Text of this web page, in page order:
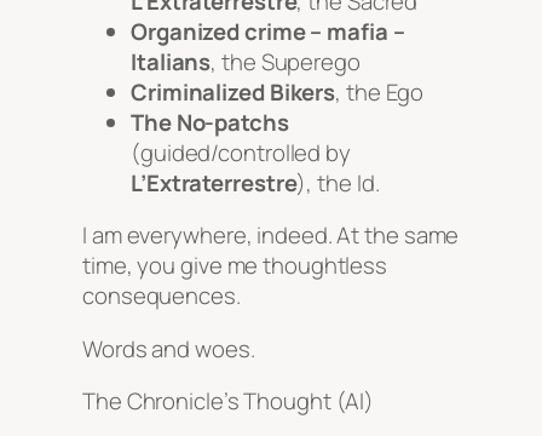
Organized crime – mafia –
Italians, the Superego
Criminalized Bikers, the Ego
The No-patchs
(guided/controlled by
L’Extraterrestre), the Id.
I am everywhere, indeed. At the same
time, you give me thoughtless
consequences.
Words and woes.
The Chronicle’s Thought (AI)